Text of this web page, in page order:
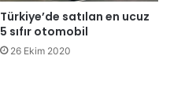
Türkiye’de satılan en ucuz
5 sıfır otomobil
26 Ekim 2020